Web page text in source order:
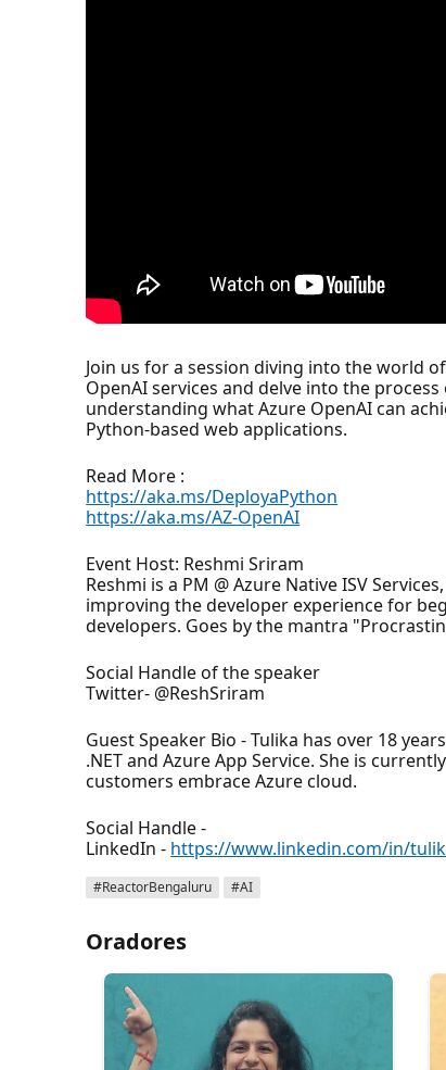
Join us for a session diving into the world
OpenAI services and delve into the
understanding what Azure OpenAI can
Python-based web applications.
Read More :
https://aka.ms/DeployaPython
https://aka.ms/AZ-OpenAI
Event Host: Reshmi Sriram
Reshmi is a PM @ Azure Native ISV
improving the developer experience for
developers. Goes by the mantra
Social Handle of the speaker
Twitter- @ReshSriram
Guest Speaker Bio - Tulika has over 18
.NET and Azure App Service. She is
customers embrace Azure cloud.
Social Handle -
LinkedIn - https://www.linkedin.com/in/
#ReactorBengaluru #AI
Oradores